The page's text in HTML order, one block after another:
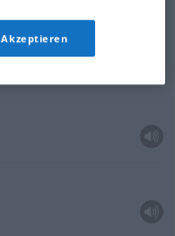
Akzeptieren